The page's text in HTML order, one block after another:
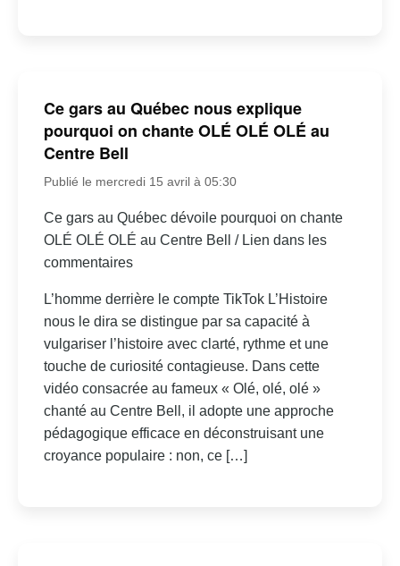
Ce gars au Québec nous explique
pourquoi on chante OLÉ OLÉ OLÉ au
Centre Bell
Publié le mercredi 15 avril à 05:30
Ce gars au Québec dévoile pourquoi on chante
OLÉ OLÉ OLÉ au Centre Bell / Lien dans les
commentaires
L’homme derrière le compte TikTok L’Histoire
nous le dira se distingue par sa capacité à
vulgariser l’histoire avec clarté, rythme et une
touche de curiosité contagieuse. Dans cette
vidéo consacrée au fameux « Olé, olé, olé »
chanté au Centre Bell, il adopte une approche
pédagogique efficace en déconstruisant une
croyance populaire : non, ce […]